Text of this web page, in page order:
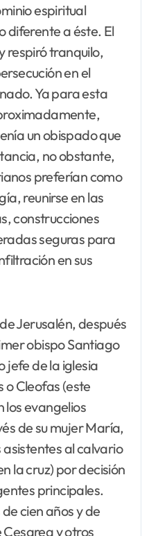
espiritual
diferente a éste. El
respiró tranquilo,
en el
Ya para esta
un obispado que
no obstante,
preferían como
reunirse en las
construcciones
seguras para
en sus
Jerusalén, después
obispo Santiago
jefe de la iglesia
o Cleofas (este
los evangelios
de su mujer María,
al calvario
la cruz) por decisión
principales.
cien años y de
y otros